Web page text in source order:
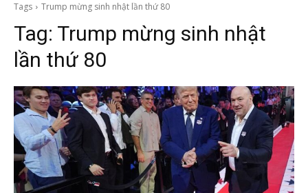
Tags Trump mừng sinh nhật lần thứ 80
Tag: Trump mừng sinh nhật
lần thứ 80